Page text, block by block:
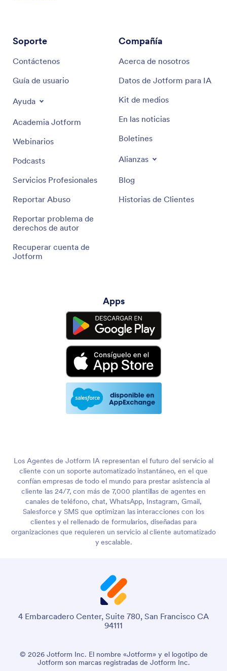
Soporte
Contáctenos
Guía de usuario
Ayuda
Academia Jotform
Webinarios
Podcasts
Servicios Profesionales
Reportar Abuso
Reportar problema de
derechos de autor
Recuperar cuenta de
Jotform
Compañía
Acerca de nosotros
Datos de Jotform para IA
Kit de medios
En las noticias
Boletines
Alianzas
Blog
Historias de Clientes
Apps
Los Agentes de Jotform IA representan el futuro del servicio al
cliente con un soporte automatizado instantáneo, en el que
confían empresas de todo el mundo para prestar asistencia al
cliente las 24/7, con más de 7,000 plantillas de agentes en
canales de teléfono, chat, WhatsApp, Instagram, Gmail,
Salesforce y SMS que optimizan las interacciones con los
clientes y el rellenado de formularios, diseñadas para
organizaciones que requieren un servicio al cliente automatizado
y escalable.
4 Embarcadero Center, Suite 780, San Francisco CA
94111
© 2026 Jotform Inc. El nombre «Jotform» y el logotipo de
Jotform son marcas registradas de Jotform Inc.